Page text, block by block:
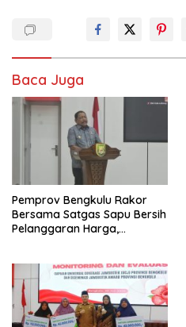
Baca Juga
Pemprov Bengkulu Rakor
Bersama Satgas Sapu Bersih
Pelanggaran Harga,
Masih Jadi Sorotan